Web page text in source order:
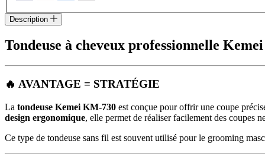
Description
Tondeuse à cheveux professionnelle
🔥 AVANTAGE = STRATÉGIE
La tondeuse Kemei KM-730 est conçue pour offrir une coupe
design ergonomique, elle permet de réaliser facilement des coupes
Ce type de tondeuse sans fil est souvent utilisé pour le grooming